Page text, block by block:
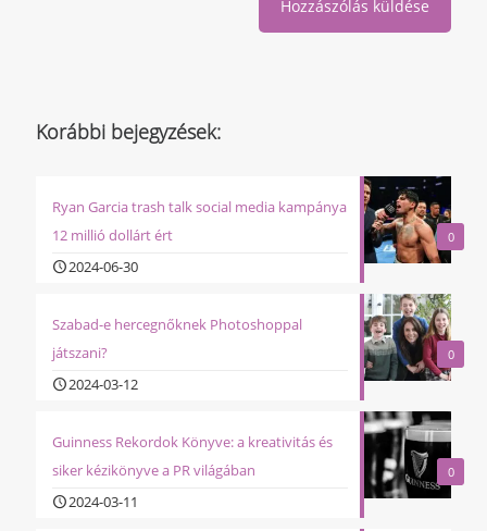
Korábbi bejegyzések:
0
Ryan Garcia trash talk social media kampánya
12 millió dollárt ért
2024-06-30
0
Szabad-e hercegnőknek Photoshoppal
játszani?
2024-03-12
0
Guinness Rekordok Könyve: a kreativitás és
siker kézikönyve a PR világában
2024-03-11